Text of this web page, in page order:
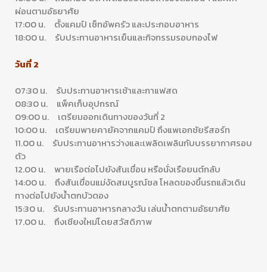
ผ่อนตามอัธยาศัย
17:00 น. ตั้งแคมป์ เซ็ทอัพครัว และประกอบอาหาร
18:00 น. รับประทานอาหารเย็นและกิจกรรมรอบกองไฟ
วันที่ 2
07:30 น. รับประทานอาหารเช้าและกาแฟสด
08:30 น. แพ็คเก็บอุปกรณ์
09:00 น. เตรียมออกเดินทางของวันที่ 2
10:00 น. เตรียมพายคายัคจากแคมป์ ถึงแพเอกชัยรีสอร์ท
11.00 น. รับประทานอาหารว่างและเพลิดเพลินกับบรรยากาศรอบ
ตัว
12.00 น. พายเรือต่อไปยังสันเขื่อน หรือนั่งเรือยนต์กลับ
14:00 น. ถึงสันเขื่อนแม่งัดสมบูรณ์ชล โหลดของขึ้นรถแล้วเดิน
ทางต่อไปยังน้ำตกบัวตอง
15:30 น. รับประทานอาหารกลางวัน เล่นน้ำตกตามอัธยาศัย
17.00 น. ถึงเชียงใหม่โดยสวัสดิภาพ